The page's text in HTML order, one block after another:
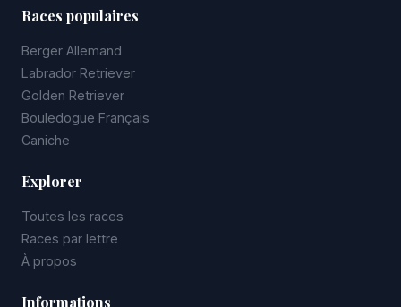
Races populaires
Berger Allemand
Labrador Retriever
Golden Retriever
Bouledogue Français
Caniche
Explorer
Toutes les races
Races par lettre
À propos
Informations